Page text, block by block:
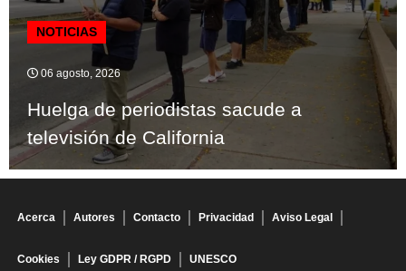
NOTICIAS
06 agosto, 2026
Huelga de periodistas sacude a
televisión de California
Acerca Autores Contacto Privacidad Aviso Legal
Cookies Ley GDPR / RGPD UNESCO